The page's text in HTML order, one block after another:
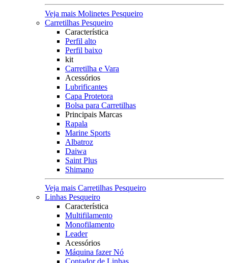
Veja mais Molinetes Pesqueiro
Carretilhas Pesqueiro
Característica
Perfil alto
Perfil baixo
kit
Carretilha e Vara
Acessórios
Lubrificantes
Capa Protetora
Bolsa para Carretilhas
Principais Marcas
Rapala
Marine Sports
Albatroz
Daiwa
Saint Plus
Shimano
Veja mais Carretilhas Pesqueiro
Linhas Pesqueiro
Característica
Multifilamento
Monofilamento
Leader
Acessórios
Máquina fazer Nó
Contador de Linhas